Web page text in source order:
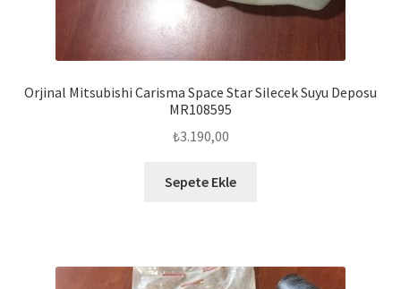
Orjinal Mitsubishi Carisma Space Star Silecek Suyu Deposu
MR108595
₺3.190,00
Sepete Ekle